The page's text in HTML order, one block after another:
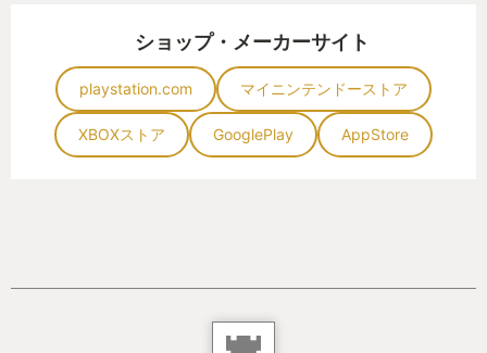
ショップ・メーカーサイト
playstation.com マイニンテンドーストア
XBOXストア GooglePlay AppStore